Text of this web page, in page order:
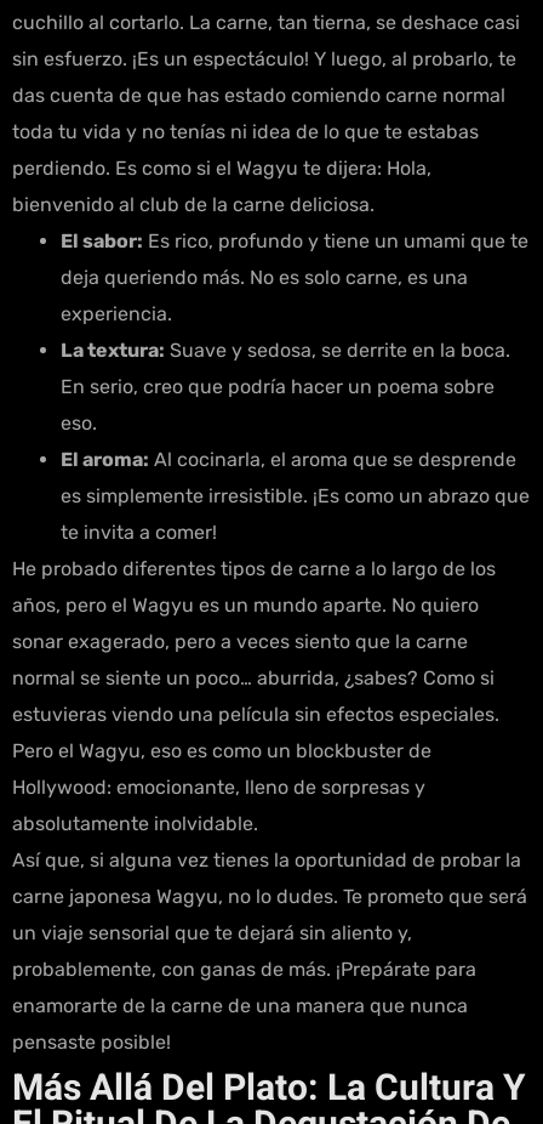
cuchillo al cortarlo. La carne, tan tierna, se deshace casi
sin esfuerzo. ¡Es un espectáculo! Y luego, al probarlo, te
das cuenta de que has estado comiendo carne normal
toda tu vida y no tenías ni idea de lo que te estabas
perdiendo. Es como si el Wagyu te dijera: Hola,
bienvenido al club de la carne deliciosa.
El sabor: Es rico, profundo y tiene un umami que te
deja queriendo más. No es solo carne, es una
experiencia.
La textura: Suave y sedosa, se derrite en la boca.
En serio, creo que podría hacer un poema sobre
eso.
El aroma: Al cocinarla, el aroma que se desprende
es simplemente irresistible. ¡Es como un abrazo que
te invita a comer!
He probado diferentes tipos de carne a lo largo de los
años, pero el Wagyu es un mundo aparte. No quiero
sonar exagerado, pero a veces siento que la carne
normal se siente un poco… aburrida, ¿sabes? Como si
estuvieras viendo una película sin efectos especiales.
Pero el Wagyu, eso es como un blockbuster de
Hollywood: emocionante, lleno de sorpresas y
absolutamente inolvidable.
Así que, si alguna vez tienes la oportunidad de probar la
carne japonesa Wagyu, no lo dudes. Te prometo que será
un viaje sensorial que te dejará sin aliento y,
probablemente, con ganas de más. ¡Prepárate para
enamorarte de la carne de una manera que nunca
pensaste posible!
Más Allá Del Plato: La Cultura Y